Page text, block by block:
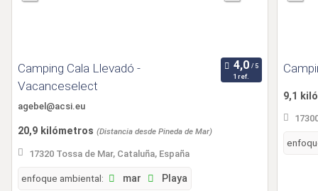
Camping Cala Llevadó -
Vacanceselect
1 ref.
agebel@acsi.eu
20,9 kilómetros (Distancia desde Pineda de Mar)
17320 Tossa de Mar, Cataluña, España
enfoque ambiental: mar Playa
9,1